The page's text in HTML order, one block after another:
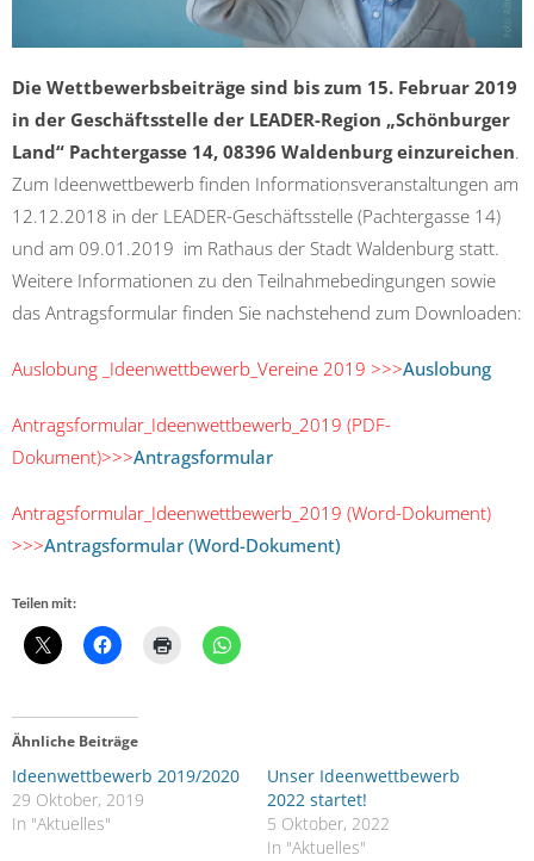
Die Wettbewerbsbeiträge sind bis zum 15. Februar 2019
in der Geschäftsstelle der LEADER-Region „Schönburger
Land“ Pachtergasse 14, 08396 Waldenburg einzureichen.
Zum Ideenwettbewerb finden Informationsveranstaltungen am
12.12.2018 in der LEADER-Geschäftsstelle (Pachtergasse 14)
und am 09.01.2019 im Rathaus der Stadt Waldenburg statt.
Weitere Informationen zu den Teilnahmebedingungen sowie
das Antragsformular finden Sie nachstehend zum Downloaden:
Auslobung _Ideenwettbewerb_Vereine 2019 >>>Auslobung
Antragsformular_Ideenwettbewerb_2019 (PDF-
Dokument)>>>Antragsformular
Antragsformular_Ideenwettbewerb_2019 (Word-Dokument)
>>>Antragsformular (Word-Dokument)
Teilen mit:
Ähnliche Beiträge
Ideenwettbewerb 2019/2020
29 Oktober, 2019
In "Aktuelles"
Unser Ideenwettbewerb
2022 startet!
5 Oktober, 2022
In "Aktuelles"